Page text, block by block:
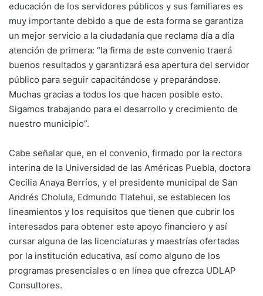
educación de los servidores públicos y sus familiares es
muy importante debido a que de esta forma se garantiza
un mejor servicio a la ciudadanía que reclama día a día
atención de primera: “la firma de este convenio traerá
buenos resultados y garantizará esa apertura del servidor
público para seguir capacitándose y preparándose.
Muchas gracias a todos los que hacen posible esto.
Sigamos trabajando para el desarrollo y crecimiento de
nuestro municipio”.
Cabe señalar que, en el convenio, firmado por la rectora
interina de la Universidad de las Américas Puebla, doctora
Cecilia Anaya Berríos, y el presidente municipal de San
Andrés Cholula, Edmundo Tlatehui, se establecen los
lineamientos y los requisitos que tienen que cubrir los
interesados para obtener este apoyo financiero y así
cursar alguna de las licenciaturas y maestrías ofertadas
por la institución educativa, así como alguno de los
programas presenciales o en línea que ofrezca UDLAP
Consultores.